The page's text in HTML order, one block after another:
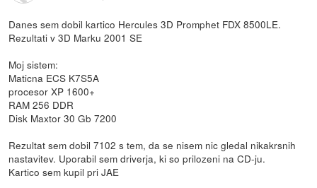
Danes sem dobil kartico Hercules 3D Promphet FDX 8500LE.
Rezultati v 3D Marku 2001 SE
Moj sistem:
Maticna ECS K7S5A
procesor XP 1600+
RAM 256 DDR
Disk Maxtor 30 Gb 7200
Rezultat sem dobil 7102 s tem, da se nisem nic gledal nikakrsnih
nastavitev. Uporabil sem driverja, ki so prilozeni na CD-ju.
Kartico sem kupil pri JAE